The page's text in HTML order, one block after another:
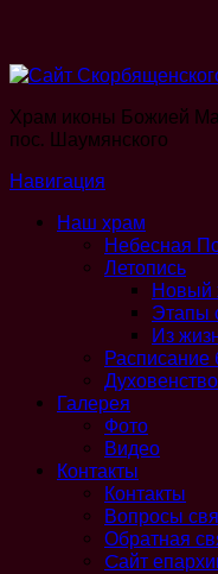
Храм иконы Божией
пос. Шаумянского
Навигация
Наш храм
Небесная
Летопись
Новый
Этапы
Из
Расписание
Духовенство
Галерея
Фото
Видео
Контакты
Контакты
Вопросы
Обратная
Cайт